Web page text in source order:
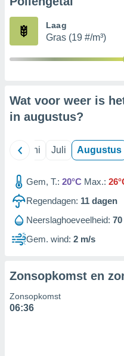
partners Laag
Gras (19 #/m³)
Wat voor weer is
in augustus?
Juni Juli Augustus
Gem, T.: 20°C Max.:
Regendagen: 11 dagen
Neerslaghoeveelheid:
Gem. wind: 2 m/s
Zonsopkomst en
Zonsopkomst
06:36